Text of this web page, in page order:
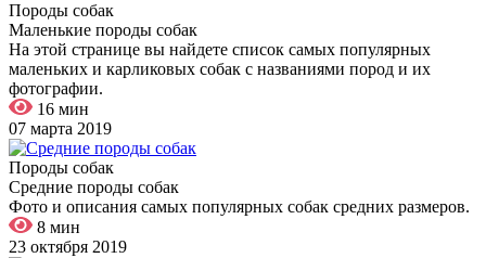
Породы собак
Маленькие породы собак
На этой странице вы найдете список самых популярных
маленьких и карликовых собак с названиями пород и их
фотографии.
16 мин
07 марта 2019
Породы собак
Средние породы собак
Фото и описания самых популярных собак средних размеров.
8 мин
23 октября 2019